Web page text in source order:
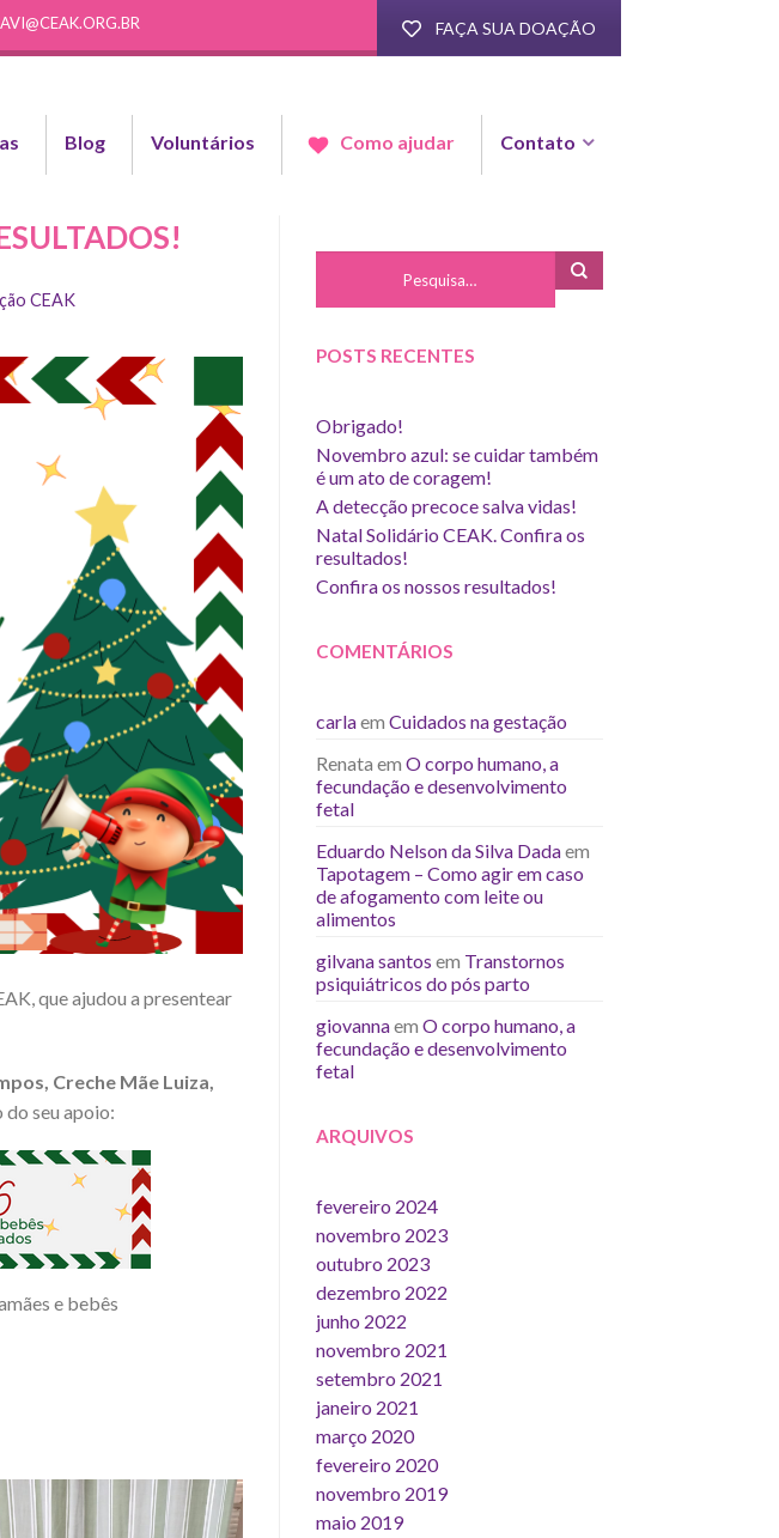
FAÇA SUA DOAÇÃO
Blog Voluntários Como ajudar Contato
CEAK
que ajudou a presentear
Creche Mãe Luiza,
seu apoio:
e bebês
POSTS RECENTES
Obrigado!
Novembro azul: se cuidar também
é um ato de coragem!
A detecção precoce salva vidas!
Natal Solidário CEAK. Confira os
resultados!
Confira os nossos resultados!
COMENTÁRIOS
carlaem Cuidados na gestação
Renata em O corpo humano, a
fecundação e desenvolvimento
fetal
Eduardo Nelson da Silva Dadaem
Tapotagem – Como agir em caso
de afogamento com leite ou
alimentos
gilvana santos em Transtornos
psiquiátricos do pós parto
giovannaem O corpo humano, a
fecundação e desenvolvimento
fetal
ARQUIVOS
fevereiro 2024
novembro 2023
outubro 2023
dezembro 2022
junho 2022
novembro 2021
setembro 2021
janeiro 2021
março 2020
fevereiro 2020
novembro 2019
maio 2019